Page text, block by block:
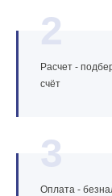
2
Расчет -
счёт
3
Оплата -